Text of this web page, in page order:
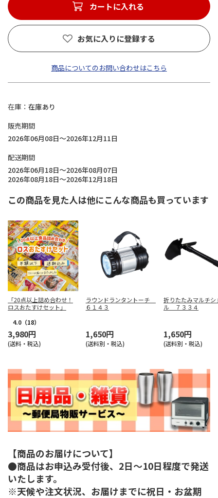
カートに入れる
お気に入りに登録する
商品についてのお問い合わせはこちら
在庫
在庫あり
販売期間
2026年06月08日～2026年12月11日
配送期間
2026年06月18日～2026年08月07日
2026年08月18日～2026年12月18日
この商品を見た人は他にこんな商品も買っています
「20点以上詰め合わせ！
ロスおたすけセット」
4.0 （18）
3,980円
(送料・税込)
ラウンドランタントーチ
６１４３
1,650円
(送料別・税込)
折りたたみマルチシ
ル ７３３４
1,650円
(送料別・税込)
【商品のお届けについて】
●商品はお申込み受付後、2日～10日程度で発送
いたします。
※天候や注文状況、お届けまでに祝日・お盆期